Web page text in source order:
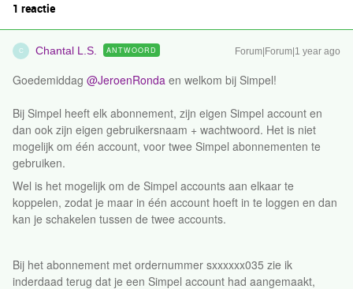
1 reactie
C Chantal L.S. ANTWOORD Forum|Forum|1 year ago
Goedemiddag ​ @JeroenRonda en welkom bij Simpel!
Bij Simpel heeft elk abonnement, zijn eigen Simpel account en
dan ook zijn eigen gebruikersnaam + wachtwoord. Het is niet
mogelijk om één account, voor twee Simpel abonnementen te
gebruiken.
Wel is het mogelijk om de Simpel accounts aan elkaar te
koppelen, zodat je maar in één account hoeft in te loggen en dan
kan je schakelen tussen de twee accounts.
Bij het abonnement met ordernummer sxxxxxx035 zie ik
inderdaad terug dat je een Simpel account had aangemaakt,